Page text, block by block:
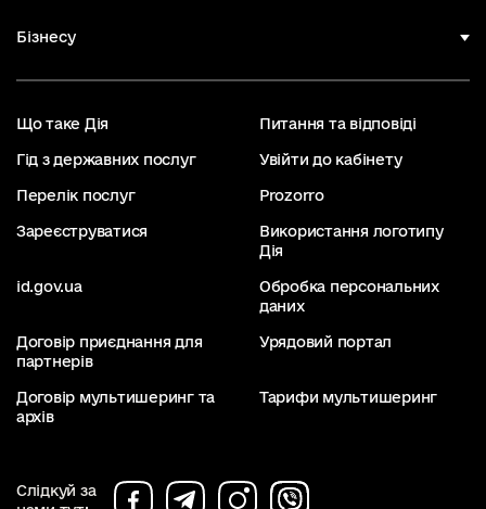
Бізнесу
Що таке Дія Питання та відповіді
Гід з державних послуг Увійти до кабінету
Перелік послуг Prozorro
Зареєструватися
Використання логотипу
Дія
id.gov.ua
Обробка персональних
даних
Договір приєднання для
партнерів
Урядовий портал
Договір мультишеринг та
архів
Тарифи мультишеринг
Слідкуй за